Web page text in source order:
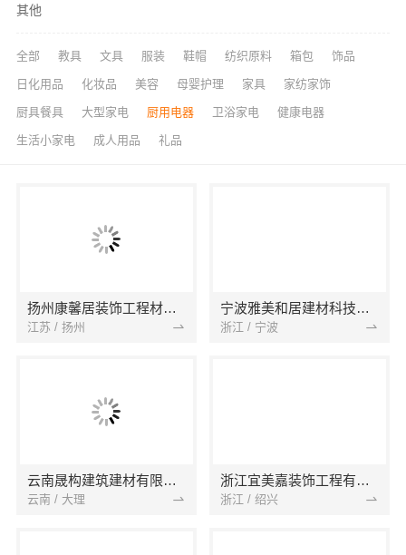
其他
全部 教具 文具 服装 鞋帽 纺织原料 箱包 饰品
日化用品 化妆品 美容 母婴护理 家具 家纺家饰
厨具餐具 大型家电 厨用电器 卫浴家电 健康电器
生活小家电 成人用品 礼品
扬州康馨居装饰工程材料有限公司
江苏 / 扬州
宁波雅美和居建材科技有限公司
浙江 / 宁波
云南晟构建筑建材有限公司
云南 / 大理
浙江宜美嘉装饰工程有限公司
浙江 / 绍兴